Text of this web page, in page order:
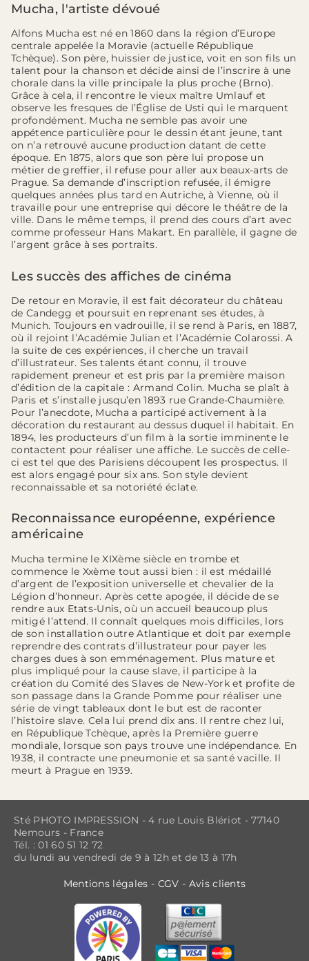
Mucha, l'artiste dévoué
Alfons Mucha est né en 1860 dans la région d’Europe
centrale appelée la Moravie (actuelle République
Tchèque). Son père, huissier de justice, voit en son fils un
talent pour la chanson et décide ainsi de l’inscrire à une
chorale dans la ville principale la plus proche (Brno).
Grâce à cela, il rencontre le vieux maître Umlauf et
observe les fresques de l’Église de Usti qui le marquent
profondément. Mucha ne semble pas avoir une
appétence particulière pour le dessin étant jeune, tant
on n’a retrouvé aucune production datant de cette
époque. En 1875, alors que son père lui propose un
métier de greffier, il refuse pour aller aux beaux-arts de
Prague. Sa demande d’inscription refusée, il émigre
quelques années plus tard en Autriche, à Vienne, où il
travaille pour une entreprise qui décore le théâtre de la
ville. Dans le même temps, il prend des cours d’art avec
comme professeur Hans Makart. En parallèle, il gagne de
l’argent grâce à ses portraits.
Les succès des affiches de cinéma
De retour en Moravie, il est fait décorateur du château
de Candegg et poursuit en reprenant ses études, à
Munich. Toujours en vadrouille, il se rend à Paris, en 1887,
où il rejoint l’Académie Julian et l’Académie Colarossi. A
la suite de ces expériences, il cherche un travail
d’illustrateur. Ses talents étant connu, il trouve
rapidement preneur et est pris par la première maison
d’édition de la capitale : Armand Colin. Mucha se plaît à
Paris et s’installe jusqu’en 1893 rue Grande-Chaumière.
Pour l’anecdote, Mucha a participé activement à la
décoration du restaurant au dessus duquel il habitait. En
1894, les producteurs d’un film à la sortie imminente le
contactent pour réaliser une affiche. Le succès de celle-
ci est tel que des Parisiens découpent les prospectus. Il
est alors engagé pour six ans. Son style devient
reconnaissable et sa notoriété éclate.
Reconnaissance européenne, expérience
américaine
Mucha termine le XIXème siècle en trombe et
commence le Xxème tout aussi bien : il est médaillé
d’argent de l’exposition universelle et chevalier de la
Légion d’honneur. Après cette apogée, il décide de se
rendre aux Etats-Unis, où un accueil beaucoup plus
mitigé l’attend. Il connaît quelques mois difficiles, lors
de son installation outre Atlantique et doit par exemple
reprendre des contrats d’illustrateur pour payer les
charges dues à son emménagement. Plus mature et
plus impliqué pour la cause slave, il participe à la
création du Comité des Slaves de New-York et profite de
son passage dans la Grande Pomme pour réaliser une
série de vingt tableaux dont le but est de raconter
l’histoire slave. Cela lui prend dix ans. Il rentre chez lui,
en République Tchèque, après la Première guerre
mondiale, lorsque son pays trouve une indépendance. En
1938, il contracte une pneumonie et sa santé vacille. Il
meurt à Prague en 1939.
Sté PHOTO IMPRESSION - 4 rue Louis Blériot - 77140
Nemours - France
Tél. : 01 60 51 12 72
du lundi au vendredi de 9 à 12h et de 13 à 17h
Mentions légales - CGV - Avis clients